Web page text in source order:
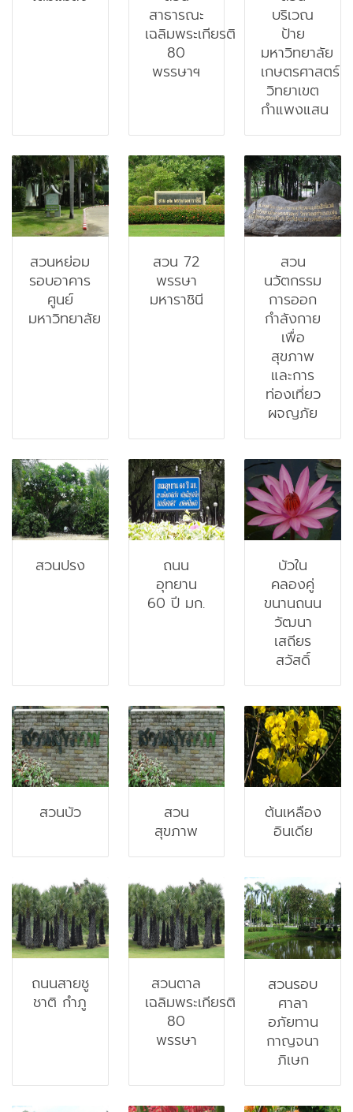
สาธารณะ
เฉลิมพระเกียรติ
80
พรรษาฯ
บริเวณ
ป้าย
มหาวิทยาลัย
เกษตรศาสตร์
วิทยาเขต
กำแพงแสน
สวนหย่อม
รอบอาคาร
ศูนย์
มหาวิทยาลัย
สวน 72
พรรษา
มหาราชินี
สวน
นวัตกรรม
การออก
กำลังกาย
เพื่อ
สุขภาพ
และการ
ท่องเที่ยว
ผจญภัย
สวนปรง
ถนน
อุทยาน
60 ปี มก.
บัวใน
คลองคู่
ขนานถนน
วัฒนา
เสถียร
สวัสดิ์
สวนบัว
สวน
สุขภาพ
ต้นเหลือง
อินเดีย
ถนนสายชู
ชาติ กำภู
สวนตาล
เฉลิมพระเกียรติ
80
พรรษา
สวนรอบ
ศาลา
อภัยทาน
กาญจนา
ภิเษก